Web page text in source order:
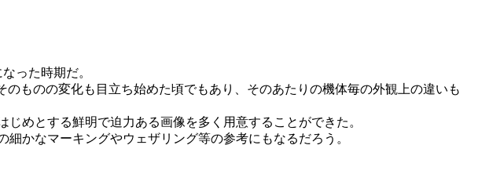
った時期だ。
ものの変化も目立ち始めた頃でもあり、そのあたりの機体毎の外観上の違いも
めとする鮮明で迫力ある画像を多く用意することができた。
かなマーキングやウェザリング等の参考にもなるだろう。